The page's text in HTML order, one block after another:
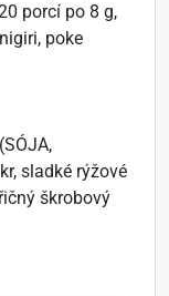
porcí po 8 g,
poke
sladké rýžové
škrobový